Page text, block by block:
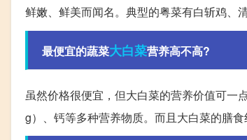
鲜嫩、鲜美而闻名。典型的粤菜有白斩鸡、
最便宜的蔬菜大白菜营养高不高?
虽然价格很便宜，但大白菜的营养价值可一
g）、钙等多种营养物质。而且大白菜的膳